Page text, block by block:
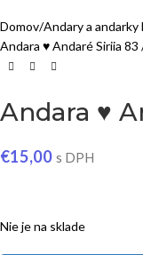
Domov Andary a andarky
Andara ♥ Andaré Siriia 83
Andara ♥
€15,00 s DPH
Nie je na sklade